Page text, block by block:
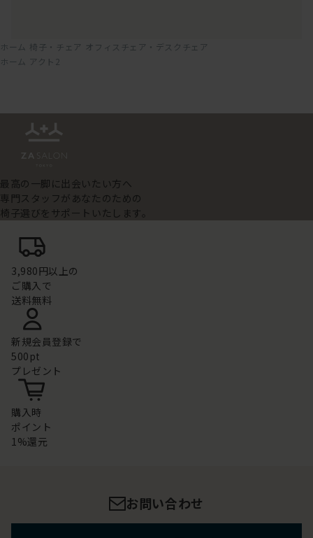
ホーム 椅子・チェア
オフィスチェア・デスクチェア
ホーム アクト2
最高の一脚に出会いたい方へ
専門スタッフがあなたのための
椅子選びをサポートいたします。
3,980円以上の
ご購入で
送料無料
新規会員登録で
500pt
プレゼント
購入時
ポイント
1%還元
お問い合わせ